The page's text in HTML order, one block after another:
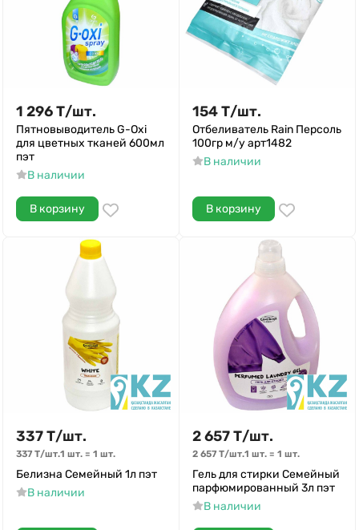
1 296Т/шт.
Пятновыводитель G-Oxi
для цветных тканей 600мл
пэт
В наличии
В корзину
154Т/шт.
Отбеливатель Rain Персоль
100гр м/у арт1482
В наличии
В корзину
337Т/шт.
337 Т/шт.1 шт. = 1 шт.
Белизна Семейный 1л пэт
В наличии
2 657Т/шт.
2 657 Т/шт.1 шт. = 1 шт.
Гель для стирки Семейный
парфюмированный 3л пэт
В наличии